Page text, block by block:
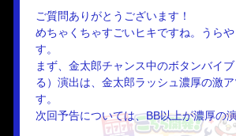
ご質問ありがとうございます！
めちゃくちゃすごいヒキですね。うら
す。
まず、金太郎チャンス中のボタンバイ
る）演出は、金太郎ラッシュ濃厚の激
す。
次回予告については、BB以上が濃厚の